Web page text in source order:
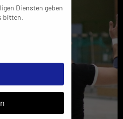
Diensten geben
bitten.